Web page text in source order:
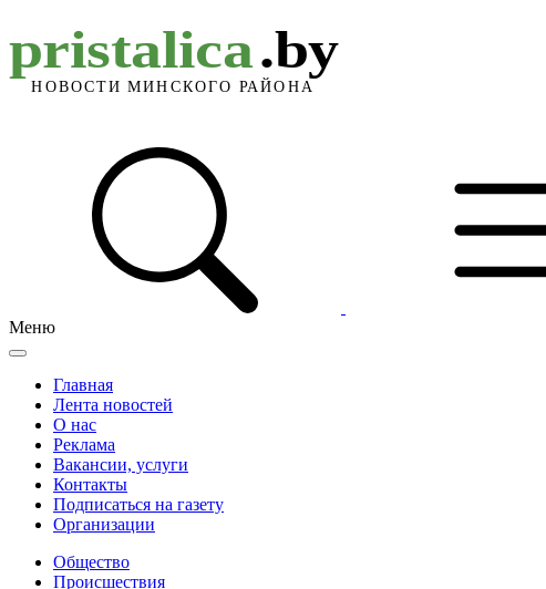
Меню
Главная
Лента новостей
О нас
Реклама
Вакансии, услуги
Контакты
Подписаться на газету
Организации
Общество
Происшествия